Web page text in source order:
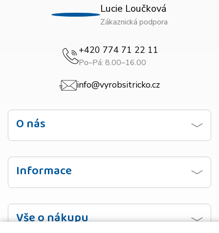
Lucie Loučková
Zákaznická podpora
+420 774 71 22 11
Po–Pá: 8.00–16.00
info@vyrobsitricko.cz
O nás
Kontaktujte nás
Zásady ochrany osobních údajů
Informace
Návod na praní
Vše o nákupu